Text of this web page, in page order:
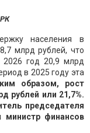
населения в
млрд рублей, что
2026 год 20,9 млрд
в 2025 году эта
образом, рост
рублей или 21,7%.
председателя
министр финансов